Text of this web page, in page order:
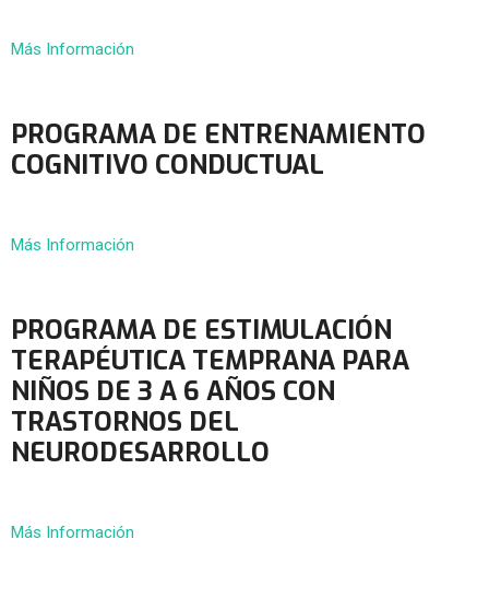
Más Información
PROGRAMA DE ENTRENAMIENTO
COGNITIVO CONDUCTUAL
Más Información
PROGRAMA DE ESTIMULACIÓN
TERAPÉUTICA TEMPRANA PARA
NIÑOS DE 3 A 6 AÑOS CON
TRASTORNOS DEL
NEURODESARROLLO
Más Información